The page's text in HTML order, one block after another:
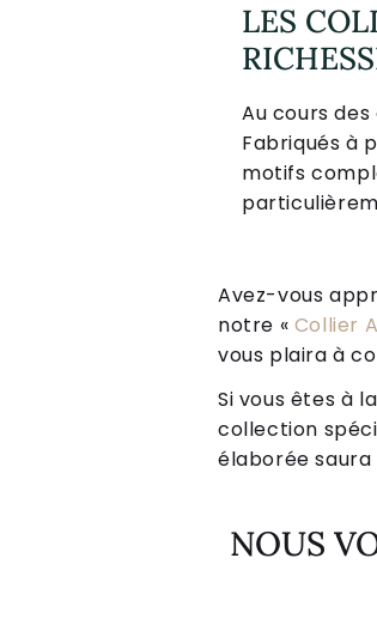
LES
Au cours
Fabriqués à
motifs
Avez-vous
notre « Collier
vous plaira à
Si vous êtes à
collection
élaborée
NOUS